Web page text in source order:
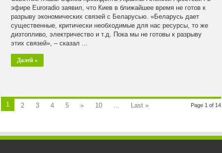
эфире Euroradio заявил, что Киев в ближайшее время не готов к
разрыву экономических связей с Беларусью. «Беларусь дает
существенные, критически необходимые для нас ресурсы, то же
дизтопливо, электричество и т.д. Пока мы не готовы к разрыву
этих связей», – сказал ...
Далей »
Page 1 of 14
1 2 3 4 5 » 10 Last »